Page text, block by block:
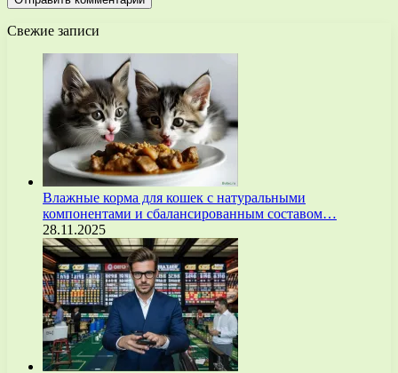
Свежие записи
Влажные корма для кошек с натуральными
компонентами и сбалансированным составом…
28.11.2025